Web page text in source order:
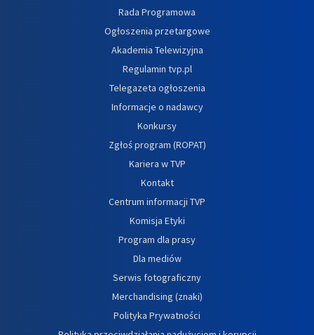
Rada Programowa
Ogłoszenia przetargowe
Akademia Telewizyjna
Regulamin tvp.pl
Telegazeta ogłoszenia
Informacje o nadawcy
Konkursy
Zgłoś program (ROPAT)
Kariera w TVP
Kontakt
Centrum informacji TVP
Komisja Etyki
Program dla prasy
Dla mediów
Serwis fotograficzny
Merchandising (znaki)
Polityka Prywatności